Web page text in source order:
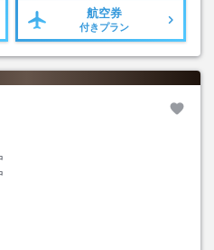
航空券
付きプラン